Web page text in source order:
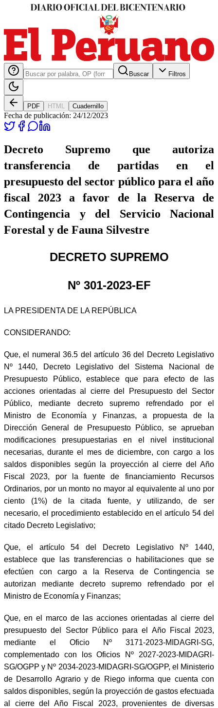
Buscar Filtros
PDF HTML Cuadernillo
Fecha de publicación: 24/12/2023
Decreto Supremo que autoriza
transferencia de partidas en el
presupuesto del sector público para el año
fiscal 2023 a favor de la Reserva de
Contingencia y del Servicio Nacional
Forestal y de Fauna Silvestre
DECRETO SUPREMO
Nº 301-2023-EF
LA PRESIDENTA DE LA REPÚBLICA
CONSIDERANDO:
Que, el numeral 36.5 del artículo 36 del Decreto Legislativo
Nº 1440, Decreto Legislativo del Sistema Nacional de
Presupuesto Público, establece que para efecto de las
acciones orientadas al cierre del Presupuesto del Sector
Público, mediante decreto supremo refrendado por el
Ministro de Economía y Finanzas, a propuesta de la
Dirección General de Presupuesto Público, se aprueban
modificaciones presupuestarias en el nivel institucional
necesarias, durante el mes de diciembre, con cargo a los
saldos disponibles según la proyección al cierre del Año
Fiscal 2023, por la fuente de financiamiento Recursos
Ordinarios, por un monto no mayor al equivalente al uno por
ciento (1%) de la citada fuente, y utilizando, de ser
necesario, el procedimiento establecido en el artículo 54 del
citado Decreto Legislativo;
Que, el artículo 54 del Decreto Legislativo Nº 1440,
establece que las transferencias o habilitaciones que se
efectúen con cargo a la Reserva de Contingencia se
autorizan mediante decreto supremo refrendado por el
Ministro de Economía y Finanzas;
Que, en el marco de las acciones orientadas al cierre del
presupuesto del Sector Público para el Año Fiscal 2023,
mediante el Oficio Nº 3171-2023-MIDAGRI-SG,
complementado con los Oficios Nº 2027-2023-MIDAGRI-
SG/OGPP y Nº 2034-2023-MIDAGRI-SG/OGPP, el Ministerio
de Desarrollo Agrario y de Riego informa que cuenta con
saldos disponibles, según la proyección de gastos efectuada
al cierre del Año Fiscal 2023, provenientes de diversas